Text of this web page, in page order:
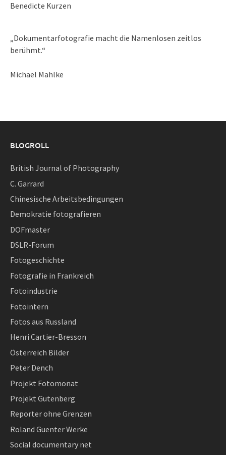
Benedicte Kurzen
„Dokumentarfotografie macht die Namenlosen zeitlos
berühmt.“
Michael Mahlke
BLOGROLL
British Journal of Photography
C. Garrard
Chinesische Arbeitsbedingungen
Demokratie fotografieren
DOFmaster
DSLR-Forum
Fotogeschichte
Fotografie in Frankreich
Fotoindustrie
Fotointern
Fotos aus Russland
Henri Cartier-Bresson
Österreich Bilder
Peter Dench
Projekt Fotomonat
Projekt Gutenberg
Reporter ohne Grenzen
Roland Guenter Werke
Social documentary net